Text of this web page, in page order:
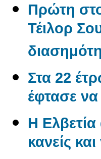
Πρώτη
Τέιλορ
Στα 22
έφτασε να
Η Ελβετία
κανείς